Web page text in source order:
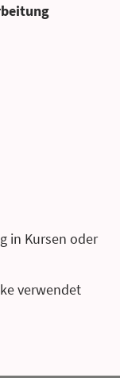
in Kursen oder
verwendet